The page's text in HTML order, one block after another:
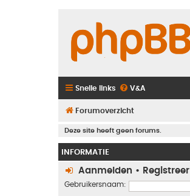
Snelle links V&A
Forumoverzicht
Deze site heeft geen forums.
INFORMATIE
Aanmelden • Registreer
Gebruikersnaam: